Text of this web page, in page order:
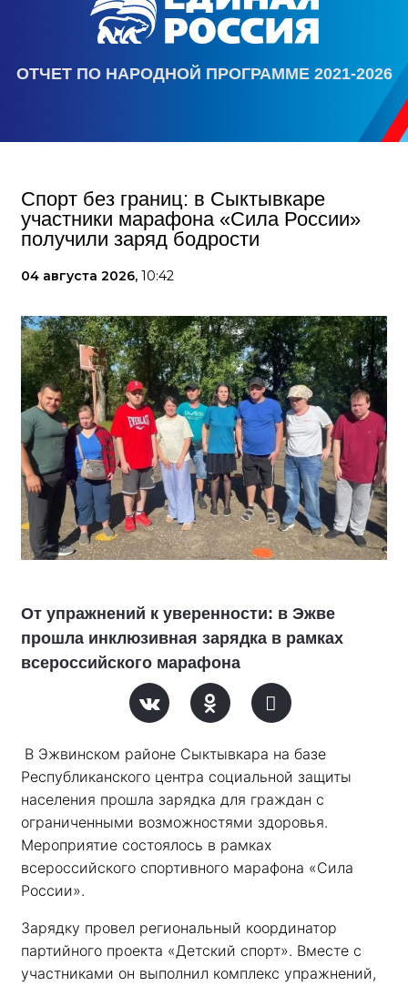
ОТЧЕТ ПО НАРОДНОЙ ПРОГРАММЕ 2021-2026
Спорт без границ: в Сыктывкаре
участники марафона «Сила России»
получили заряд бодрости
04 августа 2026, 10:42
От упражнений к уверенности: в Эжве
прошла инклюзивная зарядка в рамках
всероссийского марафона
В Эжвинском районе Сыктывкара на базе
Республиканского центра социальной защиты
населения прошла зарядка для граждан с
ограниченными возможностями здоровья.
Мероприятие состоялось в рамках
всероссийского спортивного марафона «Сила
России».
Зарядку провел региональный координатор
партийного проекта «Детский спорт». Вместе с
участниками он выполнил комплекс упражнений,